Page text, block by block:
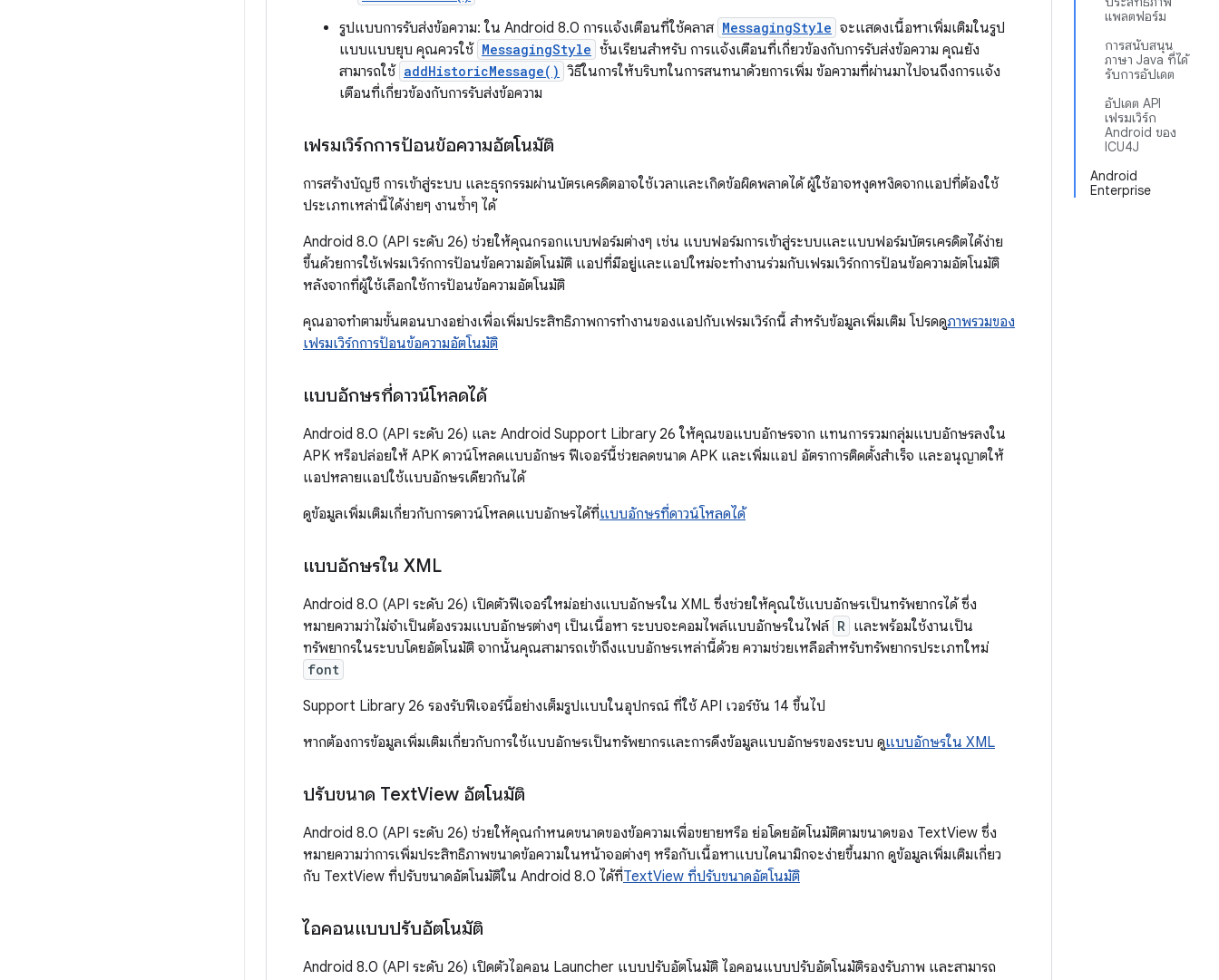
แพลตฟอร์ม
การสนับสนุน
ภาษา Java ที่ได้
รับการอัปเดต
อัปเดต API
เฟรมเวิร์ก
Android ของ
ICU4J
Android
Enterprise
รูปแบบการรับส่งข้อความ: ใน Android 8.0 การแจ้งเตือนที่ใช้คลาส MessagingStyle จะแสดงเนื้อหาเพิ่มเติมในรูป
แบบแบบยุบ คุณควรใช้ MessagingStyle ชั้นเรียนสำหรับ การแจ้งเตือนที่เกี่ยวข้องกับการรับส่งข้อความ คุณยัง
สามารถใช้ addHistoricMessage() วิธีในการให้บริบทในการสนทนาด้วยการเพิ่ม ข้อความที่ผ่านมาไปจนถึงการแจ้ง
เตือนที่เกี่ยวข้องกับการรับส่งข้อความ
เฟรมเวิร์กการป้อนข้อความอัตโนมัติ
การสร้างบัญชี การเข้าสู่ระบบ และธุรกรรมผ่านบัตรเครดิตอาจใช้เวลาและเกิดข้อผิดพลาดได้ ผู้ใช้อาจหงุดหงิดจากแอปที่ต้องใช้
ประเภทเหล่านี้ได้ง่ายๆ งานซ้ำๆ ได้
Android 8.0 (API ระดับ 26) ช่วยให้คุณกรอกแบบฟอร์มต่างๆ เช่น แบบฟอร์มการเข้าสู่ระบบและแบบฟอร์มบัตรเครดิตได้ง่าย
ขึ้นด้วยการใช้เฟรมเวิร์กการป้อนข้อความอัตโนมัติ แอปที่มีอยู่และแอปใหม่จะทำงานร่วมกับเฟรมเวิร์กการป้อนข้อความอัตโนมัติ
หลังจากที่ผู้ใช้เลือกใช้การป้อนข้อความอัตโนมัติ
คุณอาจทำตามขั้นตอนบางอย่างเพื่อเพิ่มประสิทธิภาพการทำงานของแอปกับเฟรมเวิร์กนี้ สำหรับข้อมูลเพิ่มเติม โปรดดูภาพรวมของ
เฟรมเวิร์กการป้อนข้อความอัตโนมัติ
แบบอักษรที่ดาวน์โหลดได้
Android 8.0 (API ระดับ 26) และ Android Support Library 26 ให้คุณขอแบบอักษรจาก แทนการรวมกลุ่มแบบอักษรลงใน
APK หรือปล่อยให้ APK ดาวน์โหลดแบบอักษร ฟีเจอร์นี้ช่วยลดขนาด APK และเพิ่มแอป อัตราการติดตั้งสำเร็จ และอนุญาตให้
แอปหลายแอปใช้แบบอักษรเดียวกันได้
ดูข้อมูลเพิ่มเติมเกี่ยวกับการดาวน์โหลดแบบอักษรได้ที่แบบอักษรที่ดาวน์โหลดได้
แบบอักษรใน XML
Android 8.0 (API ระดับ 26) เปิดตัวฟีเจอร์ใหม่อย่างแบบอักษรใน XML ซึ่งช่วยให้คุณใช้แบบอักษรเป็นทรัพยากรได้ ซึ่ง
หมายความว่าไม่จำเป็นต้องรวมแบบอักษรต่างๆ เป็นเนื้อหา ระบบจะคอมไพล์แบบอักษรในไฟล์ R และพร้อมใช้งานเป็น
ทรัพยากรในระบบโดยอัตโนมัติ จากนั้นคุณสามารถเข้าถึงแบบอักษรเหล่านี้ด้วย ความช่วยเหลือสำหรับทรัพยากรประเภทใหม่
font
Support Library 26 รองรับฟีเจอร์นี้อย่างเต็มรูปแบบในอุปกรณ์ ที่ใช้ API เวอร์ชัน 14 ขึ้นไป
หากต้องการข้อมูลเพิ่มเติมเกี่ยวกับการใช้แบบอักษรเป็นทรัพยากรและการดึงข้อมูลแบบอักษรของระบบ ดูแบบอักษรใน XML
ปรับขนาด TextView อัตโนมัติ
Android 8.0 (API ระดับ 26) ช่วยให้คุณกำหนดขนาดของข้อความเพื่อขยายหรือ ย่อโดยอัตโนมัติตามขนาดของ TextView ซึ่ง
หมายความว่าการเพิ่มประสิทธิภาพขนาดข้อความในหน้าจอต่างๆ หรือกับเนื้อหาแบบไดนามิกจะง่ายขึ้นมาก ดูข้อมูลเพิ่มเติมเกี่ยว
กับ TextView ที่ปรับขนาดอัตโนมัติใน Android 8.0 ได้ที่TextView ที่ปรับขนาดอัตโนมัติ
ไอคอนแบบปรับอัตโนมัติ
Android 8.0 (API ระดับ 26) เปิดตัวไอคอน Launcher แบบปรับอัตโนมัติ ไอคอนแบบปรับอัตโนมัติรองรับภาพ และสามารถ